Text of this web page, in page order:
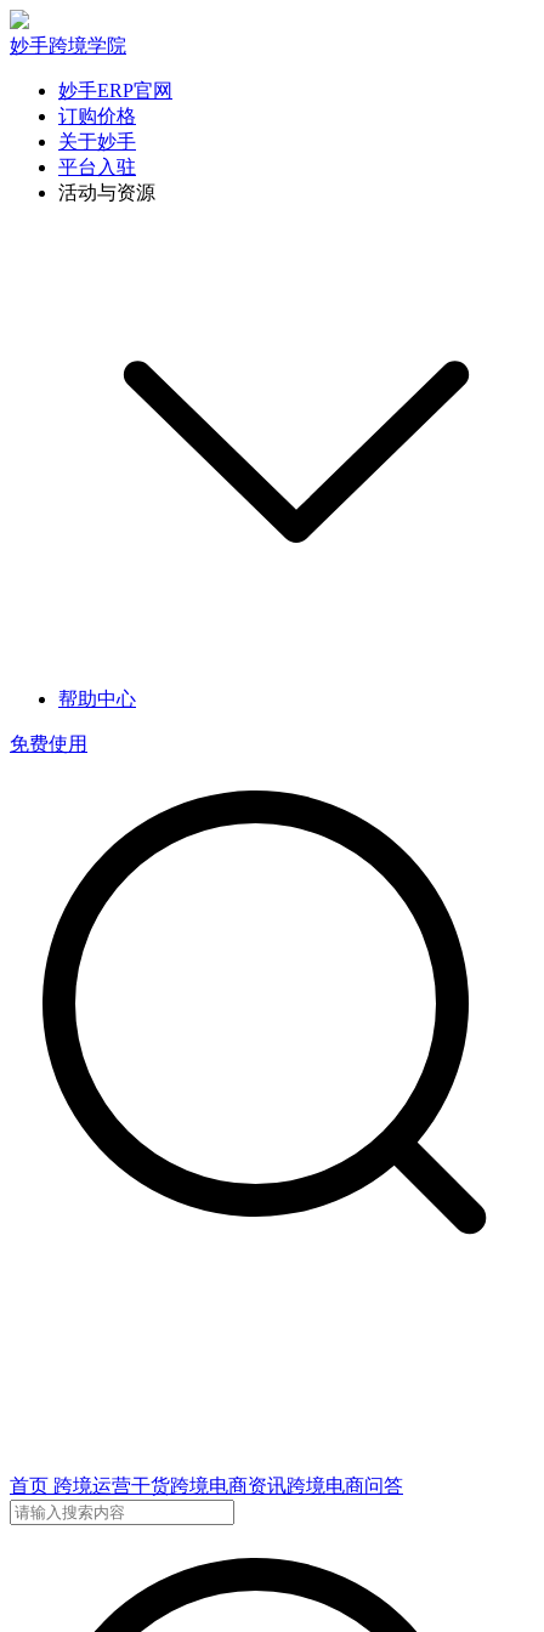
妙手跨境学院
妙手ERP官网
订购价格
关于妙手
平台入驻
活动与资源
帮助中心
免费使用
首页 跨境运营干货跨境电商资讯跨境电商问答